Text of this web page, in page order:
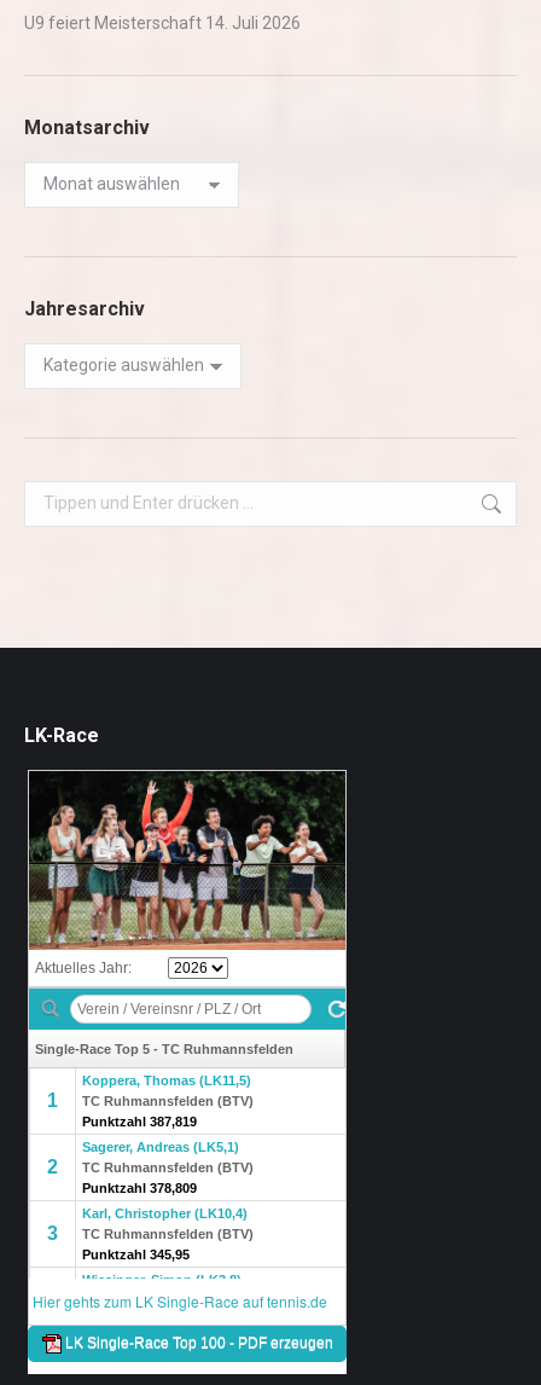
U9 feiert Meisterschaft 14. Juli 2026
Monatsarchiv
Monatsarchiv
Jahresarchiv
Jahresarchiv
Search:
LK-Race